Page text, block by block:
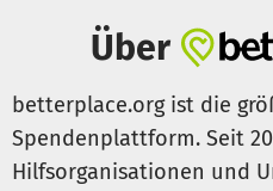
Über
betterplace.org ist die
Spendenplattform. Seit
Hilfsorganisationen und